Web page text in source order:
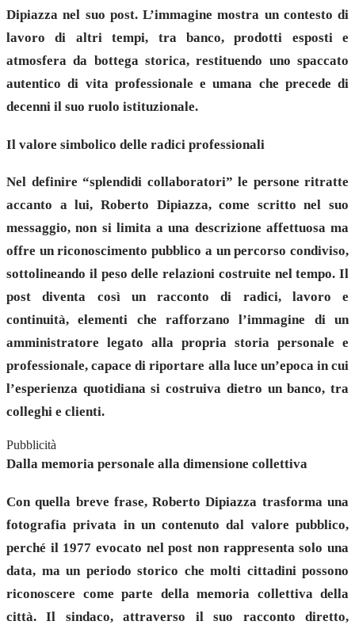
Dipiazza nel suo post. L’immagine mostra un contesto di
lavoro di altri tempi, tra banco, prodotti esposti e
atmosfera da bottega storica, restituendo uno spaccato
autentico di vita professionale e umana che precede di
decenni il suo ruolo istituzionale.
Il valore simbolico delle radici professionali
Nel definire “splendidi collaboratori” le persone ritratte
accanto a lui, Roberto Dipiazza, come scritto nel suo
messaggio, non si limita a una descrizione affettuosa ma
offre un riconoscimento pubblico a un percorso condiviso,
sottolineando il peso delle relazioni costruite nel tempo. Il
post diventa così un racconto di radici, lavoro e
continuità, elementi che rafforzano l’immagine di un
amministratore legato alla propria storia personale e
professionale, capace di riportare alla luce un’epoca in cui
l’esperienza quotidiana si costruiva dietro un banco, tra
colleghi e clienti.
Pubblicità
Dalla memoria personale alla dimensione collettiva
Con quella breve frase, Roberto Dipiazza trasforma una
fotografia privata in un contenuto dal valore pubblico,
perché il 1977 evocato nel post non rappresenta solo una
data, ma un periodo storico che molti cittadini possono
riconoscere come parte della memoria collettiva della
città. Il sindaco, attraverso il suo racconto diretto,